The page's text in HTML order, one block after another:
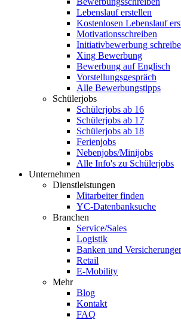
Lebenslauf erstellen
Kostenlosen Lebenslauf
Motivationsschreiben
Initiativbewerbung
Xing Bewerbung
Bewerbung auf Englisch
Vorstellungsgespräch
Alle Bewerbungstipps
Schülerjobs
Schülerjobs ab 16
Schülerjobs ab 17
Schülerjobs ab 18
Ferienjobs
Nebenjobs/Minijobs
Alle Info's zu Schülerjobs
Unternehmen
Dienstleistungen
Mitarbeiter finden
YC-Datenbanksuche
Branchen
Service/Sales
Logistik
Banken und
Retail
E-Mobility
Mehr
Blog
Kontakt
FAQ